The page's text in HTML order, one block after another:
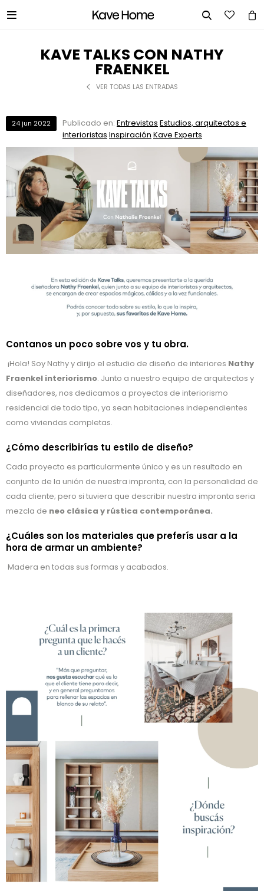
 
KAVE TALKS CON NATHY
FRAENKEL
VER TODAS LAS ENTRADAS
24jun 2022 Publicado en: Entrevistas Estudios, arquitectos e
interioristas Inspiración Kave Experts
Contanos un poco sobre vos y tu obra.
¡Hola! Soy Nathy y dirijo el estudio de diseño de interiores Nathy
Fraenkel interiorismo. Junto a nuestro equipo de arquitectos y
diseñadores, nos dedicamos a proyectos de interiorismo
residencial de todo tipo, ya sean habitaciones independientes
como viviendas completas.
¿Cómo describirías tu estilo de diseño?
Cada proyecto es particularmente único y es un resultado en
conjunto de la unión de nuestra impronta, con la personalidad de
cada cliente; pero si tuviera que describir nuestra impronta seria
mezcla de neo clásica y rústica contemporánea.
¿Cuáles son los materiales que preferís usar a la
hora de armar un ambiente?
Madera en todas sus formas y acabados.